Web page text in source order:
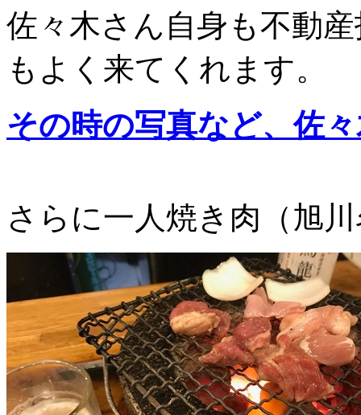
佐々木さん自身も不動
もよく来てくれます。
その時の写真など、佐
さらに一人焼き肉（旭